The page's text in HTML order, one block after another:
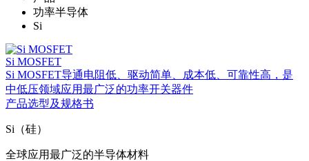
功率半导体
Si
Si MOSFET
Si MOSFET导通电阻低、驱动简单、成本低、可靠性高，是
中低压领域应用最广泛的功率开关器件
产品选型及规格书
Si（硅）
全球应用最广泛的半导体材料